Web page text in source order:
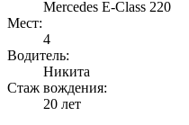
Mercedes E-Class 220
Мест:
4
Водитель:
Никита
Стаж вождения:
20 лет